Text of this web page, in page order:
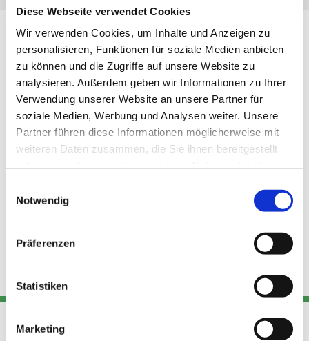
Diese Webseite verwendet Cookies
Wir verwenden Cookies, um Inhalte und Anzeigen zu
personalisieren, Funktionen für soziale Medien anbieten
zu können und die Zugriffe auf unsere Website zu
analysieren. Außerdem geben wir Informationen zu Ihrer
Verwendung unserer Website an unsere Partner für
soziale Medien, Werbung und Analysen weiter. Unsere
Partner führen diese Informationen möglicherweise mit
weiteren Daten zusammen, die Sie ihnen bereitgestellt
Notwendig
Präferenzen
Statistiken
Marketing